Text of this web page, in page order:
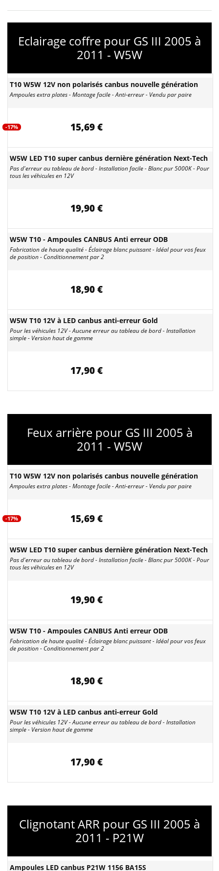
Eclairage coffre pour GS III 2005 à
2011 - W5W
T10 W5W 12V non polarisés canbus nouvelle génération
Ampoules extra plates - Montage facile - Anti-erreur - Vendu par paire
-17% 15,69 €
W5W LED T10 super canbus dernière génération Next-Tech
Pas d'erreur au tableau de bord - Installation facile - Blanc pur 5000K - Pour
tous les véhicules en 12V
19,90 €
W5W T10 - Ampoules CANBUS Anti erreur ODB
Fabrication de haute qualité - Éclairage blanc puissant - Idéal pour vos feux
de position - Conditionnement par 2
18,90 €
W5W T10 12V à LED canbus anti-erreur Gold
Pour les véhicules 12V - Aucune erreur au tableau de bord - Installation
simple - Version haut de gamme
17,90 €
Feux arrière pour GS III 2005 à
2011 - W5W
T10 W5W 12V non polarisés canbus nouvelle génération
Ampoules extra plates - Montage facile - Anti-erreur - Vendu par paire
-17% 15,69 €
W5W LED T10 super canbus dernière génération Next-Tech
Pas d'erreur au tableau de bord - Installation facile - Blanc pur 5000K - Pour
tous les véhicules en 12V
19,90 €
W5W T10 - Ampoules CANBUS Anti erreur ODB
Fabrication de haute qualité - Éclairage blanc puissant - Idéal pour vos feux
de position - Conditionnement par 2
18,90 €
W5W T10 12V à LED canbus anti-erreur Gold
Pour les véhicules 12V - Aucune erreur au tableau de bord - Installation
simple - Version haut de gamme
17,90 €
Clignotant ARR pour GS III 2005 à
2011 - P21W
Ampoules LED canbus P21W 1156 BA15S